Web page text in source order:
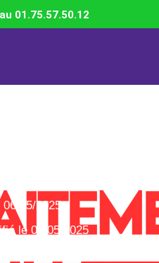
01.75.57.50.12
vrillettes
de-Seine
06/05/2025
le 06/05/2025